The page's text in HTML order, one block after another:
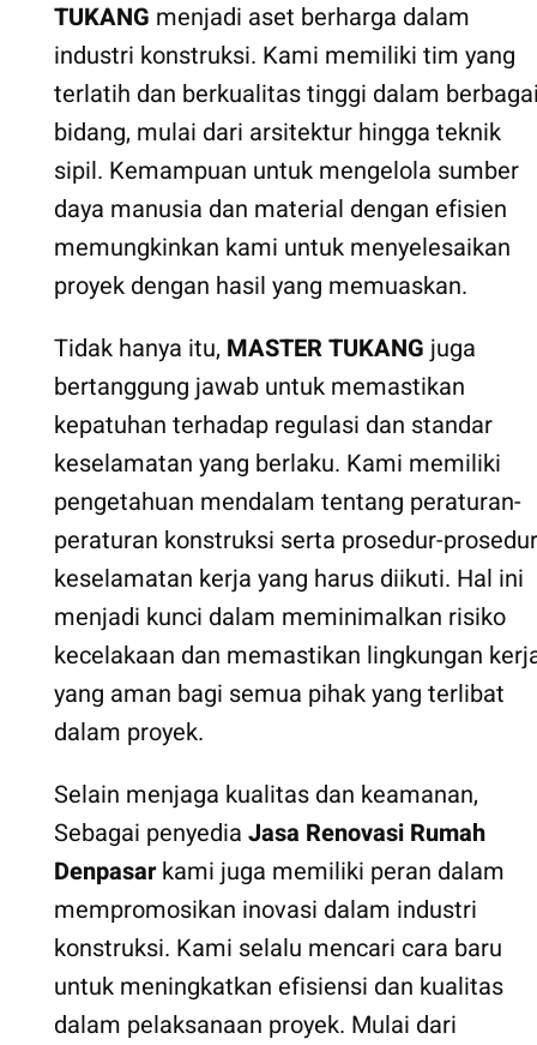
TUKANG menjadi aset berharga dalam
industri konstruksi. Kami memiliki tim yang
terlatih dan berkualitas tinggi dalam
bidang, mulai dari arsitektur hingga teknik
sipil. Kemampuan untuk mengelola sumber
daya manusia dan material dengan efisien
memungkinkan kami untuk menyelesaikan
proyek dengan hasil yang memuaskan.
Tidak hanya itu, MASTER TUKANG juga
bertanggung jawab untuk memastikan
kepatuhan terhadap regulasi dan standar
keselamatan yang berlaku. Kami memiliki
pengetahuan mendalam tentang peraturan-
peraturan konstruksi serta prosedur-prosedur
keselamatan kerja yang harus diikuti. Hal ini
menjadi kunci dalam meminimalkan risiko
kecelakaan dan memastikan lingkungan
yang aman bagi semua pihak yang terlibat
dalam proyek.
Selain menjaga kualitas dan keamanan,
Sebagai penyedia Jasa Renovasi Rumah
Denpasar kami juga memiliki peran dalam
mempromosikan inovasi dalam industri
konstruksi. Kami selalu mencari cara baru
untuk meningkatkan efisiensi dan kualitas
dalam pelaksanaan proyek. Mulai dari